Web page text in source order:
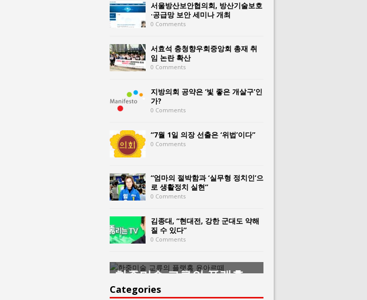
서울방산보안협의회, 방산기술보호
·공급망 보안 세미나 개최
0 Comments
서효석 충청향우회중앙회 총재 취
임 논란 확산
0 Comments
지방의회 공약은 ‘빛 좋은 개살구’인
가?
0 Comments
“7월 1일 의장 선출은 ‘위법’이다”
0 Comments
“엄마의 절박함과 ‘실무형 정치인’으
로 생활정치 실현”
0 Comments
김종대, “현대전, 강한 군대도 약해
질 수 있다”
0 Comments
한중미술 교류의 플랫홈
윤아르떼
Categories